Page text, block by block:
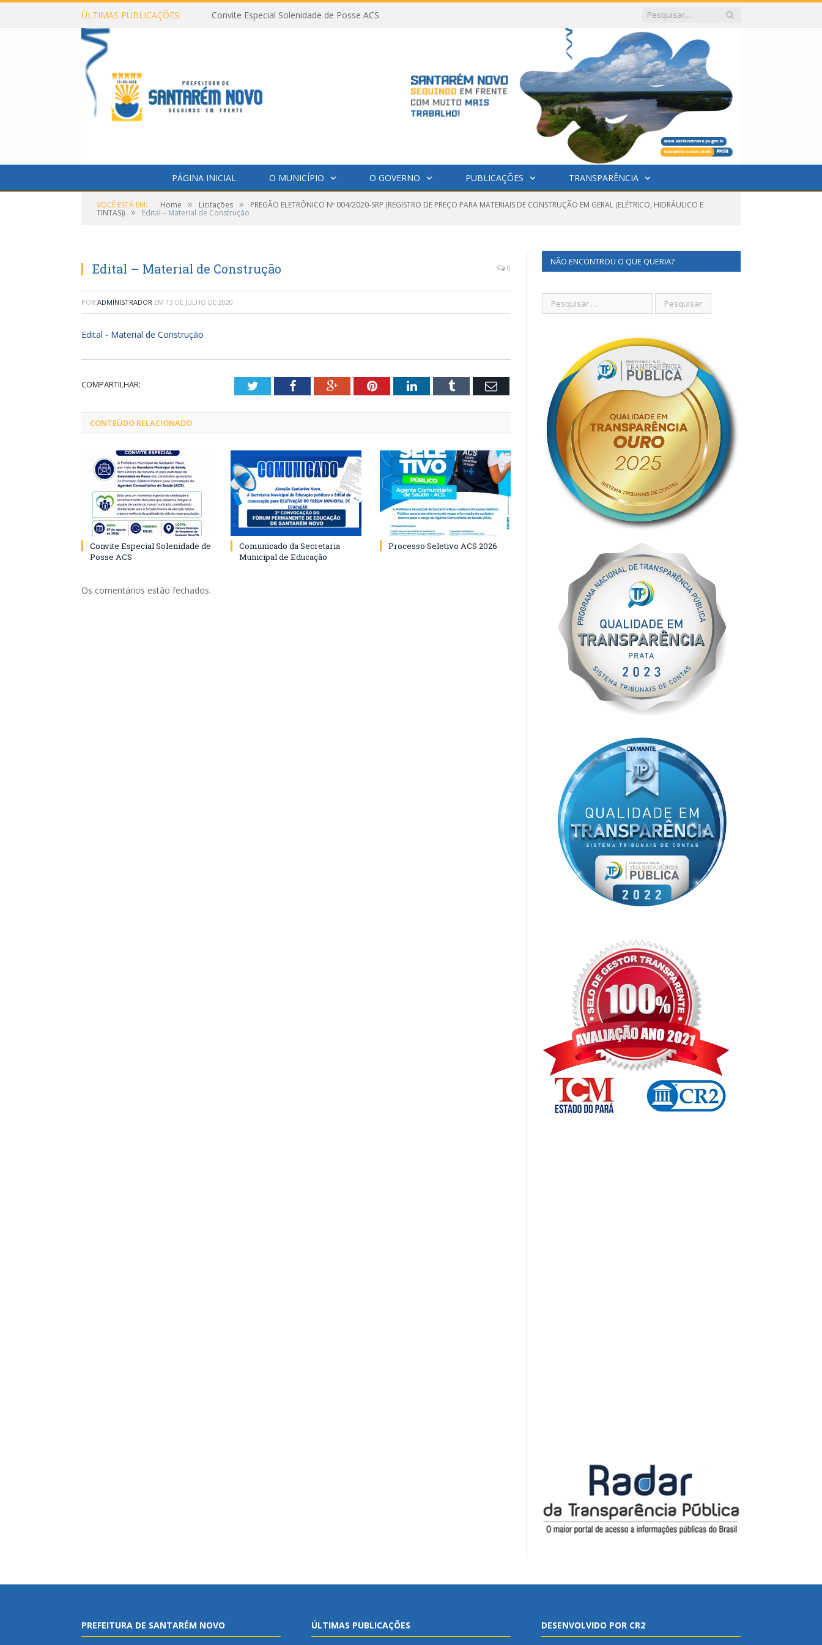
ÚLTIMAS PUBLICAÇÕES: Convite Especial Solenidade de Posse ACS
PÁGINA INICIAL O MUNICÍPIO O GOVERNO PUBLICAÇÕES TRANSPARÊNCIA
VOCÊ ESTÁ EM: Home » Licitações » PREGÃO ELETRÔNICO Nº 004/2020-SRP (REGISTRO DE PREÇO PARA MATERIAIS DE CONSTRUÇÃO EM GERAL (ELÉTRICO, HIDRÁULICO E
TINTAS)) » Edital – Material de Construção
Edital – Material de Construção 0
POR ADMINISTRADOR EM 13 DE JULHO DE 2020
Edital - Material de Construção
COMPARTILHAR: TwitterFacebookGoogle+PinterestLinkedInTumblr Email
CONTEÚDO RELACIONADO
Convite Especial Solenidade de
Posse ACS
Comunicado da Secretaria
Municipal de Educação
Processo Seletivo ACS 2026
Os comentários estão fechados.
NÃO ENCONTROU O QUE QUERIA?
PREFEITURA DE SANTARÉM NOVO ÚLTIMAS PUBLICAÇÕES DESENVOLVIDO POR CR2